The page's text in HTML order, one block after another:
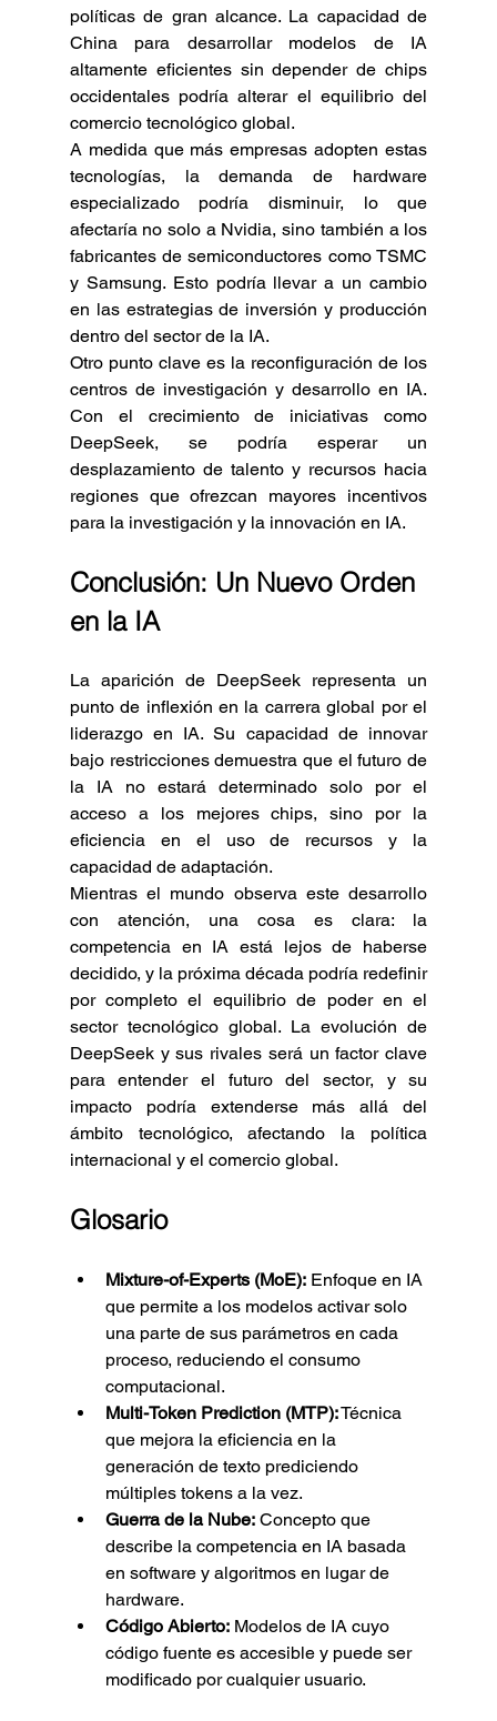
políticas de gran alcance. La capacidad de
China para desarrollar modelos de IA
altamente eficientes sin depender de chips
occidentales podría alterar el equilibrio del
comercio tecnológico global.
A medida que más empresas adopten estas
tecnologías, la demanda de hardware
especializado podría disminuir, lo que
afectaría no solo a Nvidia, sino también a los
fabricantes de semiconductores como TSMC
y Samsung. Esto podría llevar a un cambio
en las estrategias de inversión y producción
dentro del sector de la IA.
Otro punto clave es la reconfiguración de los
centros de investigación y desarrollo en IA.
Con el crecimiento de iniciativas como
DeepSeek, se podría esperar un
desplazamiento de talento y recursos hacia
regiones que ofrezcan mayores incentivos
para la investigación y la innovación en IA.
Conclusión: Un Nuevo Orden
en la IA
La aparición de DeepSeek representa un
punto de inflexión en la carrera global por el
liderazgo en IA. Su capacidad de innovar
bajo restricciones demuestra que el futuro de
la IA no estará determinado solo por el
acceso a los mejores chips, sino por la
eficiencia en el uso de recursos y la
capacidad de adaptación.
Mientras el mundo observa este desarrollo
con atención, una cosa es clara: la
competencia en IA está lejos de haberse
decidido, y la próxima década podría redefinir
por completo el equilibrio de poder en el
sector tecnológico global. La evolución de
DeepSeek y sus rivales será un factor clave
para entender el futuro del sector, y su
impacto podría extenderse más allá del
ámbito tecnológico, afectando la política
internacional y el comercio global.
Glosario
Mixture-of-Experts (MoE): Enfoque en IA
que permite a los modelos activar solo
una parte de sus parámetros en cada
proceso, reduciendo el consumo
computacional.
Multi-Token Prediction (MTP): Técnica
que mejora la eficiencia en la
generación de texto prediciendo
múltiples tokens a la vez.
Guerra de la Nube: Concepto que
describe la competencia en IA basada
en software y algoritmos en lugar de
hardware.
Código Abierto: Modelos de IA cuyo
código fuente es accesible y puede ser
modificado por cualquier usuario.